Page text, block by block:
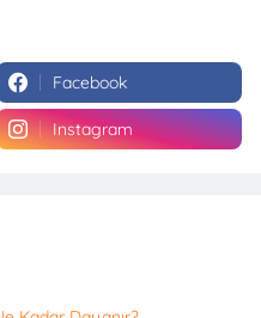
Facebook
Instagram